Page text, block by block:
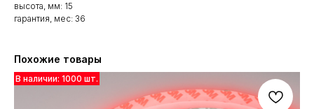
высота, мм: 15
гарантия, мес: 36
Похожие товары